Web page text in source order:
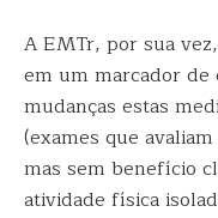
A EMTr, por sua
em um marcador
mudanças estas
(exames que
mas sem benefício
atividade física